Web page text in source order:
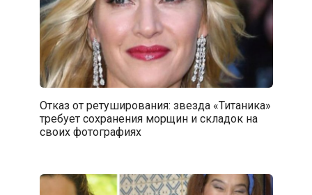
Отказ от ретуширования: звезда «Титаника»
требует сохранения морщин и складок на
своих фотографиях